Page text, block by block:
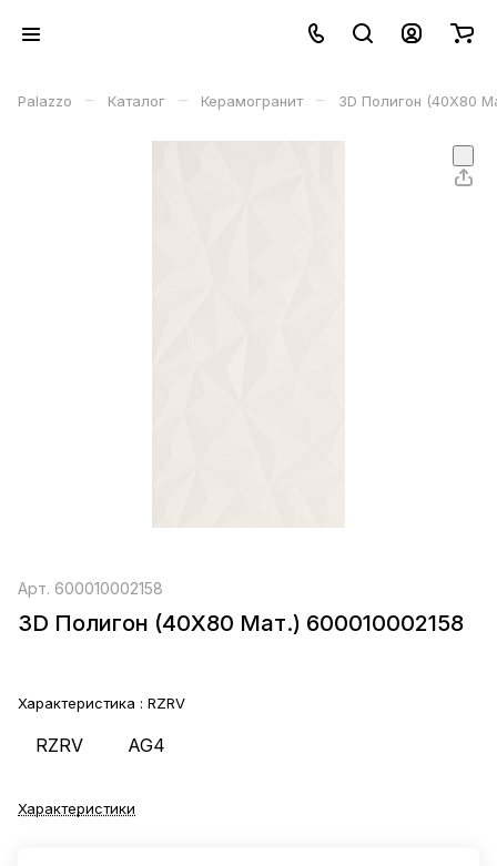
Palazzo – Каталог – Керамогранит – 3D Полигон (40X80
Арт. 600010002158
3D Полигон (40X80 Мат.) 600010002158
Характеристика : RZRV
RZRV AG4
Характеристики